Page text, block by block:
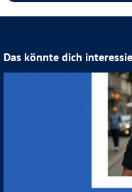
Das könnte dich